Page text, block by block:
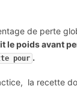
de perte
le poids avant
pour .
la recette